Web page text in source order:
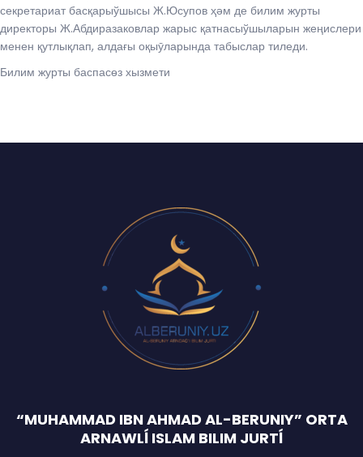
секретариат басқарыўшысы Ж.Юсупов ҳәм де билим журты
директоры Ж.Абдиразаковлар жарыс қатнасыўшыларын жеңислери
менен қутлықлап, алдағы оқыӯларында табыслар тиледи.
Билим журты баспасѳз хызмети
“MUHAMMAD IBN AHMAD AL-BERUNIY” ORTA
ARNAWLĺ ISLAM BILIM JURTĺ